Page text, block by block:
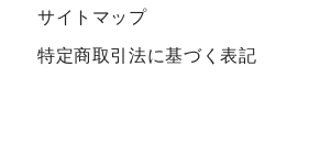
サイトマップ
特定商取引法に基づく表記